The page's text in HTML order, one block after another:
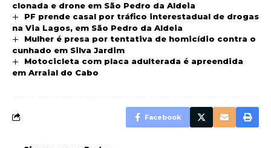
clonada e drone em São Pedro da Aldeia
PF prende casal por tráfico interestadual de drogas
na Via Lagos, em São Pedro da Aldeia
Mulher é presa por tentativa de homicídio contra o
cunhado em Silva Jardim
Motocicleta com placa adulterada é apreendida
em Arraial do Cabo
Facebook